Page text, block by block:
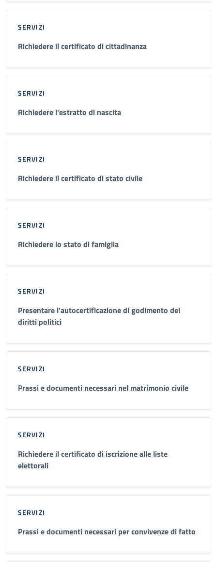
SERVIZI
Richiedere il certificato di cittadinanza
SERVIZI
Richiedere l'estratto di nascita
SERVIZI
Richiedere il certificato di stato civile
SERVIZI
Richiedere lo stato di famiglia
SERVIZI
Presentare l'autocertificazione di godimento dei
diritti politici
SERVIZI
Prassi e documenti necessari nel matrimonio civile
SERVIZI
Richiedere il certificato di iscrizione alle liste
elettorali
SERVIZI
Prassi e documenti necessari per convivenze di fatto